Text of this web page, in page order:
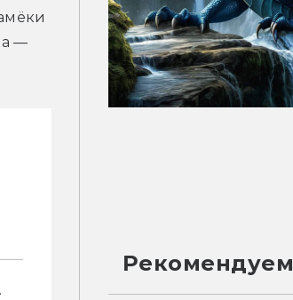
—
Рекомендуем